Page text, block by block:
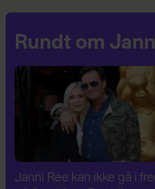
Rundt om
Janni Ree afsted for